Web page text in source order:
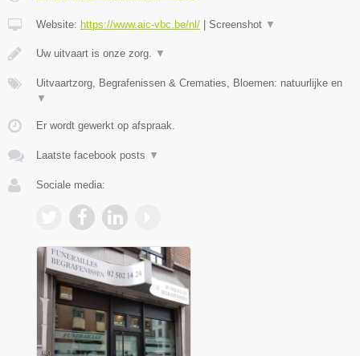
Website: https://www.aic-vbc.be/nl/ | Screenshot ▼
Uw uitvaart is onze zorg. ▼
Uitvaartzorg, Begrafenissen & Crematies, Bloemen: natuurlijke en
▼
Er wordt gewerkt op afspraak.
Laatste facebook posts ▼
Sociale media: